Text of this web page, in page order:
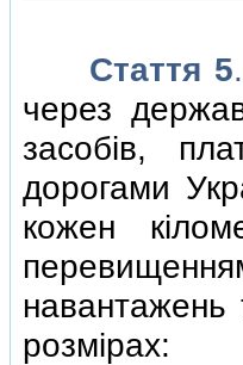
Стаття 5.
через
засобiв,
дорогами
кожен
навантажень
розмiрах: